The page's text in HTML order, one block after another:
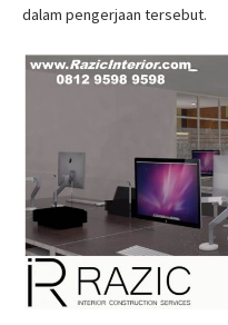
dalam pengerjaan tersebut.